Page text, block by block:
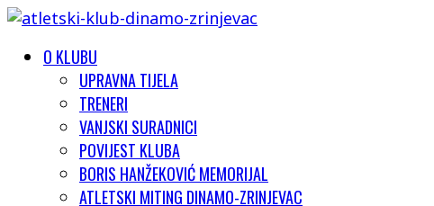
O KLUBU
UPRAVNA TIJELA
TRENERI
VANJSKI SURADNICI
POVIJEST KLUBA
BORIS HANŽEKOVIĆ MEMORIJAL
ATLETSKI MITING DINAMO-ZRINJEVAC